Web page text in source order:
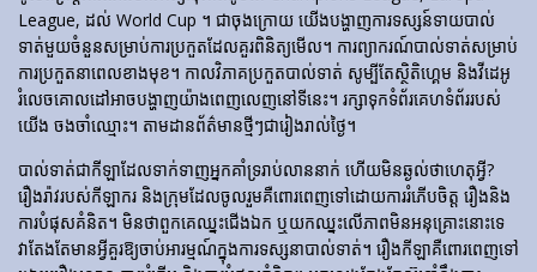
League, ដល់ World Cup ។ ជាចុងក្រោយ យើងបង្ហាញការទស្សន៍ទាយបាល់
ទាត់មួយចំនួនសម្រាប់ការប្រកួតដែលគួរពិនិត្យមើល។ ការព្យាករណ៍បាល់ទាត់សម្រាប់
ការប្រកួតនាពេលខាងមុខ។ កាលវិភាគប្រកួតបាល់ទាត់ សូម្បីតែស្ថិតិហ្គេម និងវីដេអូ
រំលេចគោលដៅអាចបង្ហាញយ៉ាងពេញលេញនៅទីនេះ។ រក្សាទុកទំព័រគេហទំព័ររបស់
យើង ចងចាំឈ្មោះ។ តាមដានព័ត៌មានថ្មីៗជារៀងរាល់ថ្ងៃ។
បាល់ទាត់​ជា​កីឡា​ដែល​ទាក់​ទាញ​អ្នក​គាំទ្រ​រាប់​លាន​នាក់ ហើយ​មិន​ឆ្ងល់​ថា​ហេតុអ្វី?
រឿងរ៉ាវ​របស់​កីឡាករ និង​ក្រុម​ដែល​ចូលរួម​គឺ​ពោរពេញ​ទៅ​ដោយ​ការ​រំភើប​ចិត្ត រឿង​និង​
ការ​បំផុស​គំនិត។ មិនថាពួកគេឈ្នះជើងឯក ឬយកឈ្នះលើភាពមិនអនុគ្រោះនោះទេ
វាតែងតែមានអ្វីគួរឱ្យចាប់អារម្មណ៍ក្នុងការទស្សនាបាល់ទាត់។ រឿង​កីឡា​គឺ​ពោរពេញ​ទៅ​